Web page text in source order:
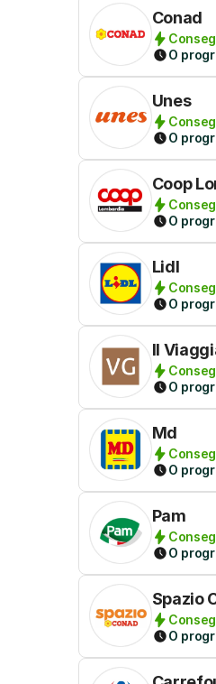
Conad
O
Unes
O
Coop
O
Lidl
O
Il
O
Md
O
Pam
O
Spazio
O